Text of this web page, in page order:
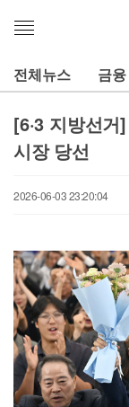
메
열
기
전체뉴스 금융
[6·3 지방선
시장 당선
2026-06-03 23:20:04